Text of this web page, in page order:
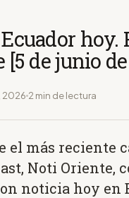
hoy.
de junio
2026 2 min de lectura
el más reciente
Noti Oriente,
noticia hoy en